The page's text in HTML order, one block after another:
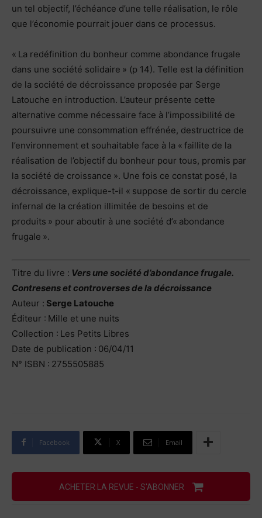
un tel objectif, l’échéance d’une telle réalisation, le rôle
que l’économie pourrait jouer dans ce processus.
« La redéfinition du bonheur comme abondance frugale
dans une société solidaire » (p 14). Telle est la définition
de la société de décroissance proposée par Serge
Latouche en introduction. L’auteur présente cette
alternative comme nécessaire face à l’impossibilité de
poursuivre une consommation effrénée, destructrice de
l’environnement et souhaitable face à la « faillite de la
réalisation de l’objectif du bonheur pour tous, promis par
la société de croissance ». Une fois ce constat posé, la
décroissance, explique-t-il « suppose de sortir du cercle
infernal de la création illimitée de besoins et de
produits » pour aboutir à une société d’« abondance
frugale ».
Titre du livre : Vers une société d’abondance frugale.
Contresens et controverses de la décroissance
Auteur : Serge Latouche
Éditeur : Mille et une nuits
Collection : Les Petits Libres
Date de publication : 06/04/11
N° ISBN : 2755505885
Facebook X Email
ACHETER LA REVUE - S'ABONNER